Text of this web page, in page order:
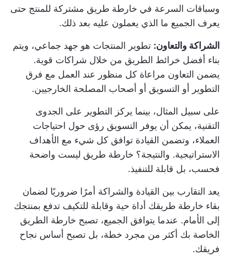
وسباقات السرعة في خارطة طريق مشتركة للمنتج حتى
يعرف الجميع ما الذي يعملون عليه بعد ذلك.
الشراكة والتعاون: تطوير المنتجات هو جهد جماعي، ويتم
بناء أفضل خرائط الطريق من خلال شراكات قوية.
يضمن التعاون مراعاة كل منظور عند العمل مع فرق
التطوير أو التسويق أو أصحاب المصلحة الخارجيين.
على سبيل المثال، بينما يركز التطوير على الجدوى
التقنية، يمكن أن يوفر التسويق رؤى حول احتياجات
العملاء، وتضمن القيادة توافق كل شيء مع الأهداف
الاستراتيجية. والنتيجة؟ خارطة طريق ليست واضحة
فحسب، بل قابلة للتنفيذ.
يعد التقارب بين القيادة والشراكة أمرًا ضروريًا لضمان
بقاء خارطة طريقك أداة حية وقابلة للتكيف تدفع بمنتجك
إلى الأمام. عندما يتوافق الجميع، تصبح خارطة الطريق
الخاصة بك أكثر من مجرد خطة، بل تصبح أساس نجاح
فريقك.